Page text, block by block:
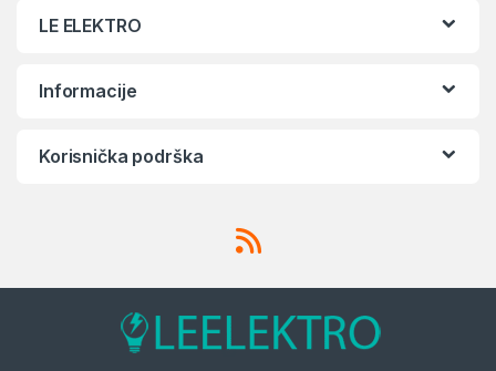
LE ELEKTRO
Informacije
Korisnička podrška